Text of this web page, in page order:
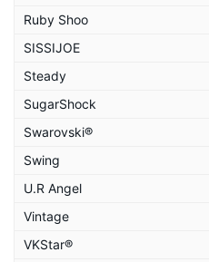
Ruby Shoo
SISSIJOE
Steady
SugarShock
Swarovski®
Swing
U.R Angel
Vintage
VKStar®